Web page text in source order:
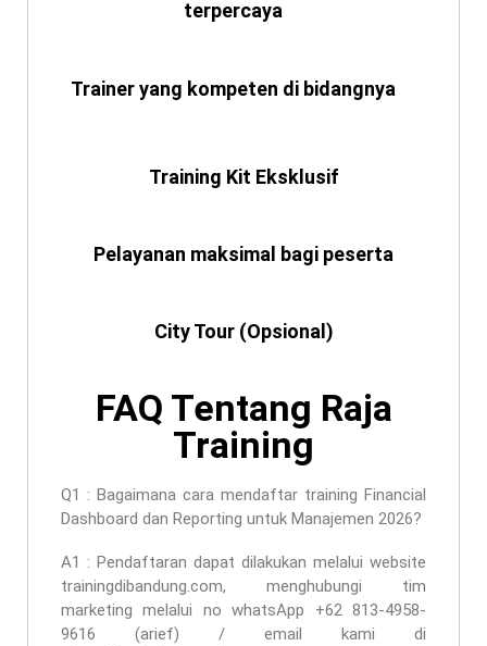
terpercaya
Trainer yang kompeten di bidangnya
Training Kit Eksklusif
Pelayanan maksimal bagi peserta
City Tour (Opsional)
FAQ Tentang Raja
Training
Q1 : Bagaimana cara mendaftar training Financial
Dashboard dan Reporting untuk Manajemen 2026?
A1 : Pendaftaran dapat dilakukan melalui website
trainingdibandung.com, menghubungi tim
marketing melalui no whatsApp +62 813-4958-
9616 (arief) / email kami di